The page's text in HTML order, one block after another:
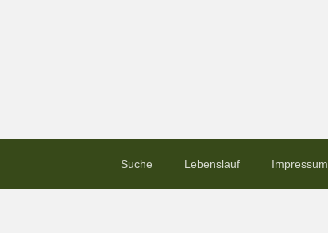
Suche Lebenslauf Impressum